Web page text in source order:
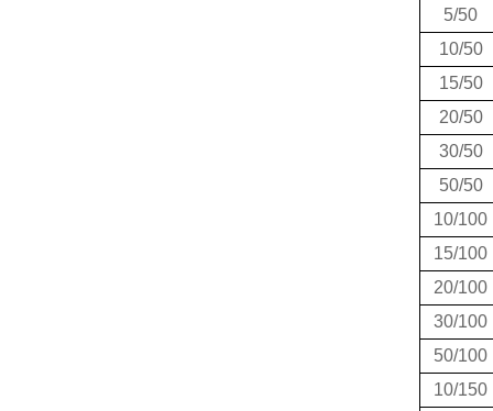
5/50
10/50
15/50
20/50
30/50
50/50
10/100
15/100
20/100
30/100
50/100
10/150